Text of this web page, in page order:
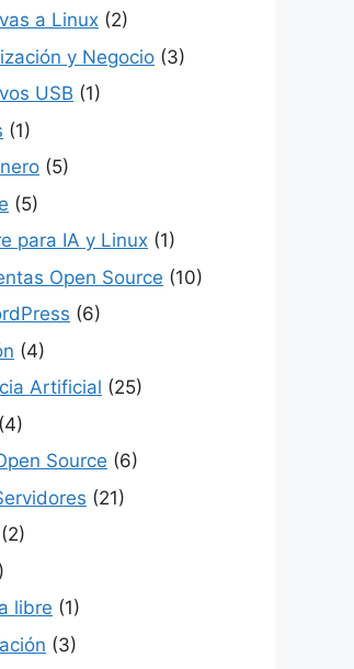
a Linux (2)
y Negocio (3)
USB (1)
(1)
(5)
(5)
para IA y Linux (1)
Open Source (10)
(6)
(4)
Artificial (25)
(4)
Source (6)
(21)
(2)
libre (1)
(3)